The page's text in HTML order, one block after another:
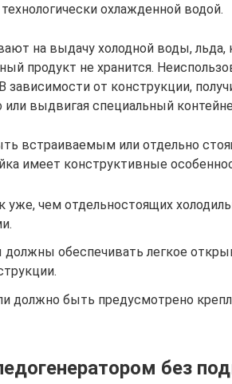
охлажденной водой.
на выдачу холодной воды,
продукт не хранится.
зависимости от конструкции,
или выдвигая специальный
встраиваемым или отдельно
имеет конструктивные
уже, чем отдельностоящих
обеспечивать легкое
должно быть предусмотрено
без